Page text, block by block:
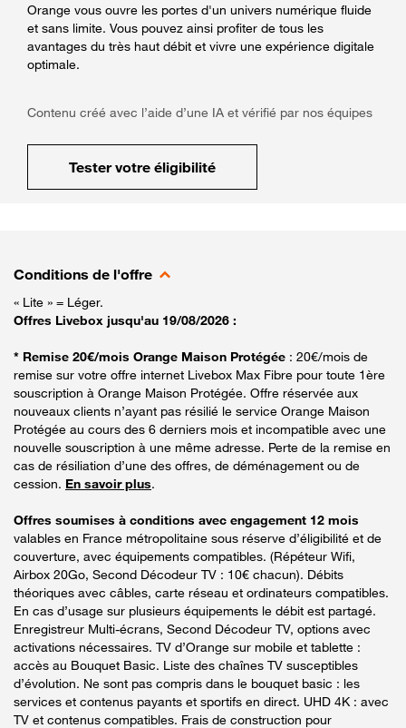
Orange vous ouvre les portes d'un univers numérique fluide
et sans limite. Vous pouvez ainsi profiter de tous les
avantages du très haut débit et vivre une expérience digitale
optimale.
Contenu créé avec l’aide d’une IA et vérifié par nos équipes
Tester votre éligibilité
Conditions de l'offre
« Lite » = Léger.
Offres Livebox jusqu'au 19/08/2026 :
* Remise 20€/mois Orange Maison Protégée : 20€/mois de
remise sur votre offre internet Livebox Max Fibre pour toute 1ère
souscription à Orange Maison Protégée. Offre réservée aux
nouveaux clients n’ayant pas résilié le service Orange Maison
Protégée au cours des 6 derniers mois et incompatible avec une
nouvelle souscription à une même adresse. Perte de la remise en
cas de résiliation d’une des offres, de déménagement ou de
cession. En savoir plus.
Offres soumises à conditions avec engagement 12 mois
valables en France métropolitaine sous réserve d’éligibilité et de
couverture, avec équipements compatibles. (Répéteur Wifi,
Airbox 20Go, Second Décodeur TV : 10€ chacun). Débits
théoriques avec câbles, carte réseau et ordinateurs compatibles.
En cas d’usage sur plusieurs équipements le débit est partagé.
Enregistreur Multi-écrans, Second Décodeur TV, options avec
activations nécessaires. TV d’Orange sur mobile et tablette :
accès au Bouquet Basic. Liste des chaînes TV susceptibles
d’évolution. Ne sont pas compris dans le bouquet basic : les
services et contenus payants et sportifs en direct. UHD 4K : avec
TV et contenus compatibles. Frais de construction pour